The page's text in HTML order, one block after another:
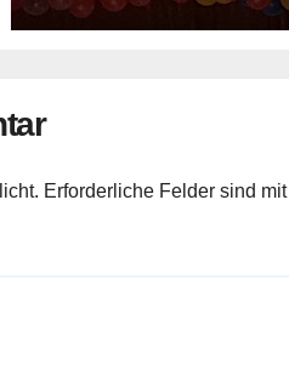
Erforderliche Felder sind mit